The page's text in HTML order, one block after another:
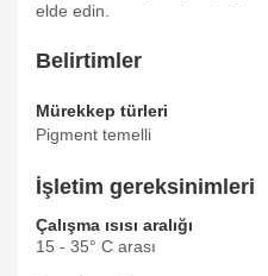
elde edin.
Belirtimler
Mürekkep türleri
Pigment temelli
İşletim gereksinimleri
Çalışma ısısı aralığı
15 - 35° C arası